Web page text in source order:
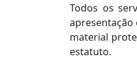
Todos os
material
estatuto.